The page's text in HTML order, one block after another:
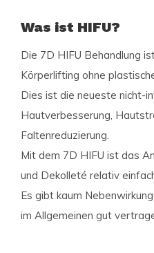
Was ist HIFU?
Die 7D HIFU Behandlung
Körperlifting ohne
Dies ist die neueste nicht-
Hautverbesserung,
Faltenreduzierung.
Mit dem 7D HIFU ist das
und Dekolleté relativ
Es gibt kaum
im Allgemeinen gut